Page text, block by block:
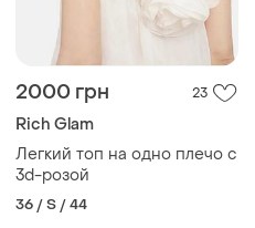
2000 грн 23
Rich Glam
Легкий топ на одно плечо с
3d-розой
36 / S / 44